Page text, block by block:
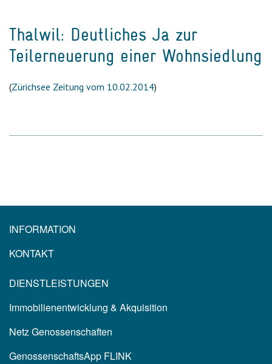
Thalwil: Deutliches Ja zur
Teilerneuerung einer Wohnsiedlung
(Zürichsee Zeitung vom 10.02.2014)
INFORMATION
KONTAKT
DIENSTLEISTUNGEN
Immobilienentwicklung & Akquisition
Netz Genossenschaften
GenossenschaftsApp FLINK